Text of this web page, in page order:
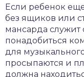
Если ребенок
без ящиков или
мансарда
понадобиться
для
просыпаются и
должна